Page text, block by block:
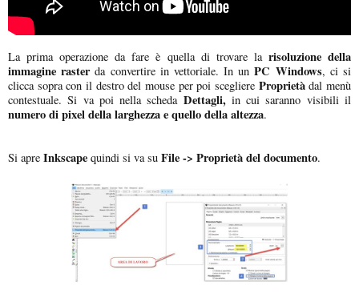
La prima operazione da fare è quella di trovare la risoluzione della
immagine rasterda convertire in vettoriale. In un PC Windows, ci si
clicca sopra con il destro del mouse per poi scegliere Proprietàdal menù
contestuale. Si va poi nella schedaDettagli, in cui saranno visibili il
numero di pixel della larghezza e quello della altezza.
Si apre Inkscape quindi si va su File -> Proprietà del documento.